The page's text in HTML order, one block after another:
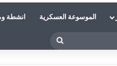
الموسوعة العسكرية انشطة